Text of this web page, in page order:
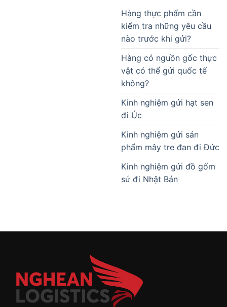
Hàng thực phẩm cần
kiểm tra những yêu cầu
nào trước khi gửi?
Hàng có nguồn gốc thực
vật có thể gửi quốc tế
không?
Kinh nghiệm gửi hạt sen
đi Úc
Kinh nghiệm gửi sản
phẩm mây tre đan đi Đức
Kinh nghiệm gửi đồ gốm
sứ đi Nhật Bản